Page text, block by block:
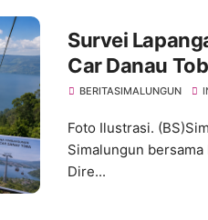
Survei
Car Danau
Pembebasan
BERITASIMALUNGUN
Foto Ilustrasi.
Simalungun
Dire...